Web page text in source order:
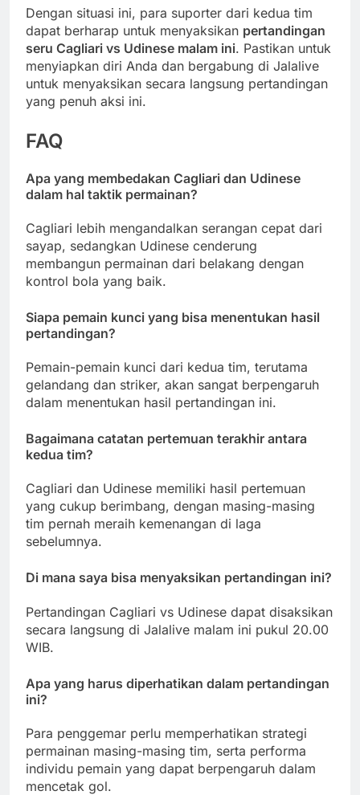
Dengan situasi ini, para suporter dari kedua tim
dapat berharap untuk menyaksikan pertandingan
seru Cagliari vs Udinese malam ini. Pastikan untuk
menyiapkan diri Anda dan bergabung di Jalalive
untuk menyaksikan secara langsung pertandingan
yang penuh aksi ini.
FAQ
Apa yang membedakan Cagliari dan Udinese
dalam hal taktik permainan?
Cagliari lebih mengandalkan serangan cepat dari
sayap, sedangkan Udinese cenderung
membangun permainan dari belakang dengan
kontrol bola yang baik.
Siapa pemain kunci yang bisa menentukan hasil
pertandingan?
Pemain-pemain kunci dari kedua tim, terutama
gelandang dan striker, akan sangat berpengaruh
dalam menentukan hasil pertandingan ini.
Bagaimana catatan pertemuan terakhir antara
kedua tim?
Cagliari dan Udinese memiliki hasil pertemuan
yang cukup berimbang, dengan masing-masing
tim pernah meraih kemenangan di laga
sebelumnya.
Di mana saya bisa menyaksikan pertandingan ini?
Pertandingan Cagliari vs Udinese dapat disaksikan
secara langsung di Jalalive malam ini pukul 20.00
WIB.
Apa yang harus diperhatikan dalam pertandingan
ini?
Para penggemar perlu memperhatikan strategi
permainan masing-masing tim, serta performa
individu pemain yang dapat berpengaruh dalam
mencetak gol.